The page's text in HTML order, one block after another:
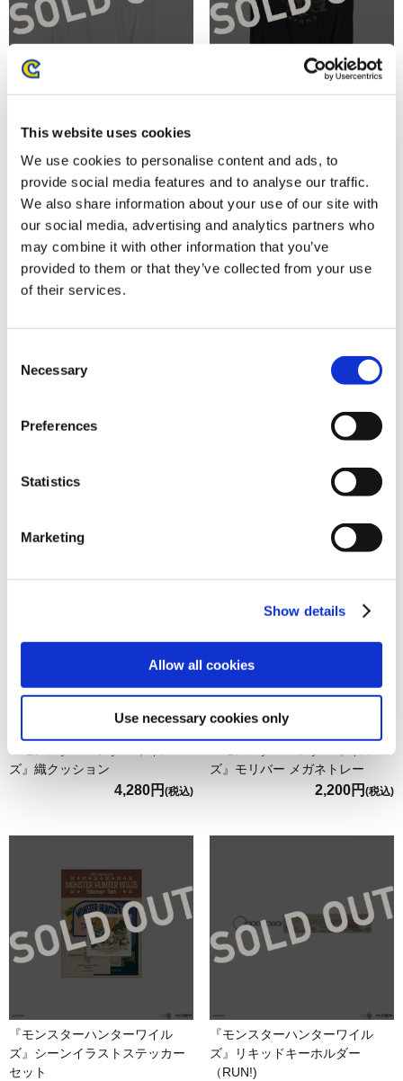
This website uses cookies
We use cookies to personalise content and ads, to
provide social media features and to analyse our traffic.
We also share information about your use of our site with
our social media, advertising and analytics partners who
may combine it with other information that you’ve
provided to them or that they’ve collected from your use
of their services.
Selection
Necessary
Preferences
Statistics
Marketing
Show details
Allow all cookies
Use necessary cookies only
ズ』シーンイラストTシャツ
ワイト M
4,480円(税込) 4,480円(税込)
『モンスターハンターワイル
ト M
『モンスターハンターワイル
6（ハンター＆アイルー）スミク
ズ』織クッション
4,280円 (税込)
ズ』モリバー メガネトレー
2,200円 (税込)
『モンスターハンターワイル
ズ』シーンイラストステッカー
セット
『モンスターハンターワイル
ズ』リキッドキーホルダー
（RUN!)